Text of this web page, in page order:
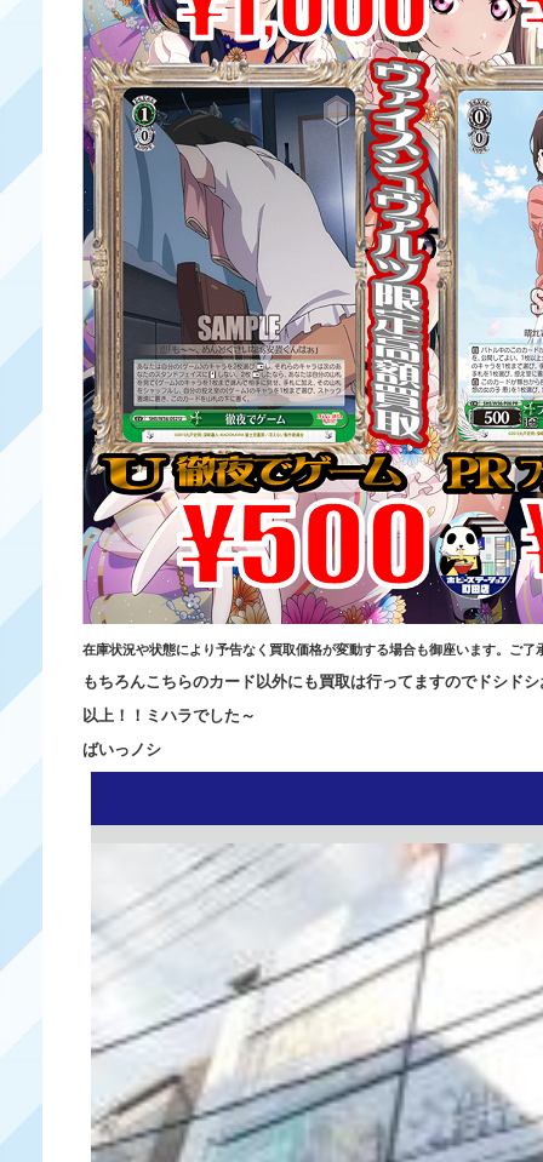
在庫状況や状態により予告なく買取価格が変動する場合も御座います。ご了
もちろんこちらのカード以外にも買取は行ってますのでドシド
以上！！ミハラでした～
ばいっノシ